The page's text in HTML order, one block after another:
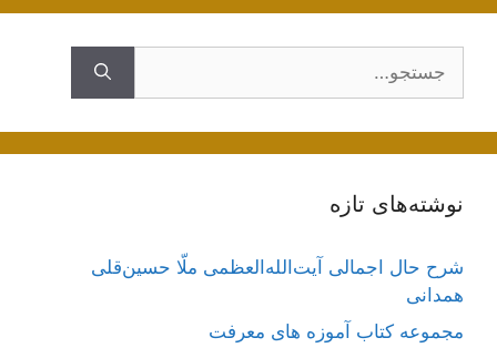
نوشته‌های تازه
شرح حال اجمالی آیت‌الله‌العظمی ملّا حسین‌قلی
همدانی
مجموعه کتاب آموزه های معرفت